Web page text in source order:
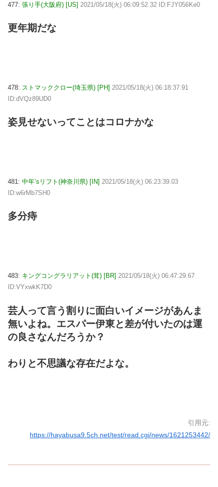
477: 張り手(大阪府) [US] 2021/05/18(火) 06:09:52.32 ID:FJY056Ke0
更年期だな
478: ストマッククロー(埼玉県) [PH] 2021/05/18(火) 06:18:37.91
ID:dVQz89UD0
姿見せないってことはコロナかな
481: 中年’sリフト(神奈川県) [IN] 2021/05/18(火) 06:23:39.03
ID:w6rMb7SH0
多分痔
483: キングコングラリアット(茸) [BR] 2021/05/18(火) 06:47:29.67
ID:VYxwkK7D0
芸人って言う割りに面白いイメージがあんま
無いよね。エスパー伊東と差が付いたのは運
の良さなんだろうか？
わりと不思議な存在だよな。
引用元:
https://hayabusa9.5ch.net/test/read.cgi/news/1621253442/